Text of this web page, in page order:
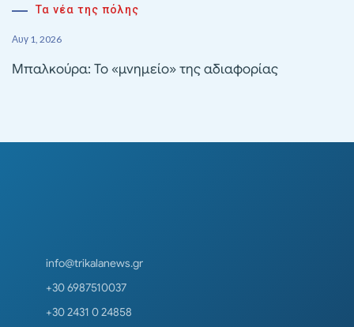
Τα νέα της πόλης
Αυγ 1, 2026
Μπαλκούρα: Το «μνημείο» της αδιαφορίας
info@trikalanews.gr
+30 6987510037
+30 2431 0 24858